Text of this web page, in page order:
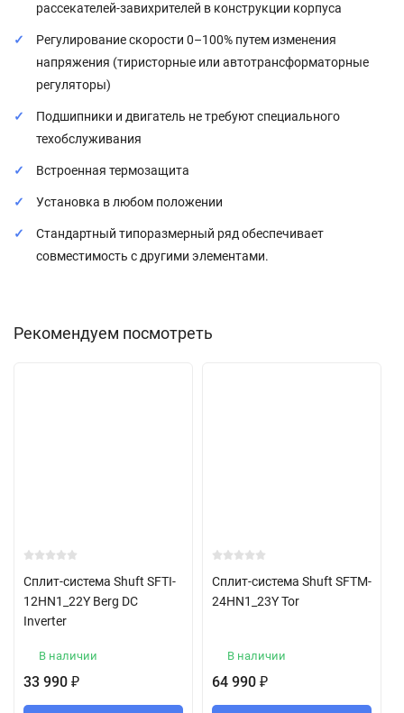
рассекателей-завихрителей в конструкции корпуса
Регулирование скорости 0–100% путем изменения
напряжения (тиристорные или автотрансформаторные
регуляторы)
Подшипники и двигатель не требуют специального
техобслуживания
Встроенная термозащита
Установка в любом положении
Стандартный типоразмерный ряд обеспечивает
совместимость с другими элементами.
Рекомендуем посмотреть
Сплит-система Shuft SFTI-
12HN1_22Y Berg DC
Inverter
В наличии
33 990 ₽
Сплит-система Shuft SFTM-
24HN1_23Y Tor
В наличии
64 990 ₽